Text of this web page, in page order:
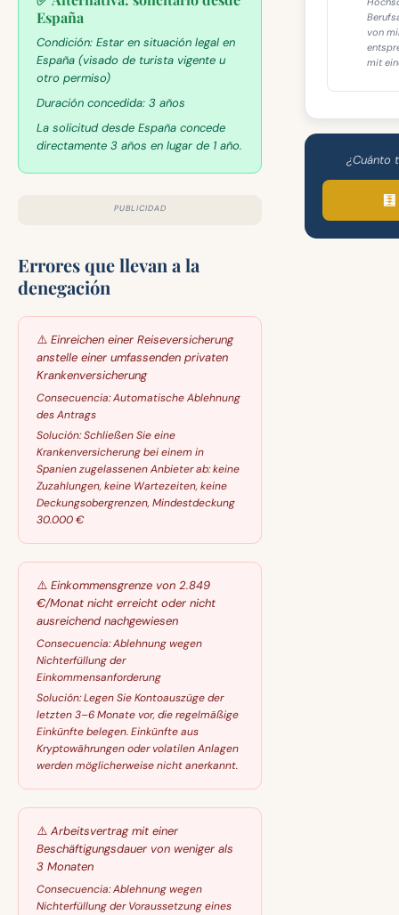
España
Condición: Estar en situación legal en
España (visado de turista vigente u
otro permiso)
Duración concedida: 3 años
La solicitud desde España concede
directamente 3 años en lugar de 1 año.
PUBLICIDAD
Errores que llevan a la
denegación
⚠️ Einreichen einer Reiseversicherung
anstelle einer umfassenden privaten
Krankenversicherung
Consecuencia:Automatische Ablehnung
des Antrags
Solución:Schließen Sie eine
Krankenversicherung bei einem in
Spanien zugelassenen Anbieter ab: keine
Zuzahlungen, keine Wartezeiten, keine
Deckungsobergrenzen, Mindestdeckung
30.000 €
⚠️ Einkommensgrenze von 2.849
€/Monat nicht erreicht oder nicht
ausreichend nachgewiesen
Consecuencia:Ablehnung wegen
Nichterfüllung der
Einkommensanforderung
Solución:Legen Sie Kontoauszüge der
letzten 3–6 Monate vor, die regelmäßige
Einkünfte belegen. Einkünfte aus
Kryptowährungen oder volatilen Anlagen
werden möglicherweise nicht anerkannt.
⚠️ Arbeitsvertrag mit einer
Beschäftigungsdauer von weniger als
3 Monaten
Consecuencia:Ablehnung wegen
Nichterfüllung der Voraussetzung eines
von
mit
¿Cuánto